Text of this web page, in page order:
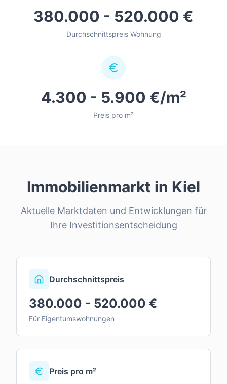
380.000 - 520.000 €
Durchschnittspreis Wohnung
4.300 - 5.900 €/m²
Preis pro m²
Immobilienmarkt in Kiel
Aktuelle Marktdaten und Entwicklungen für
Ihre Investitionsentscheidung
Durchschnittspreis
380.000 - 520.000 €
Für Eigentumswohnungen
Preis pro m²